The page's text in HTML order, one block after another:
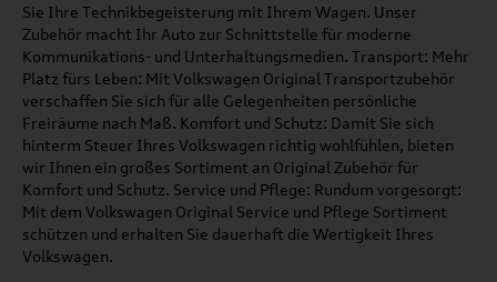
Sie Ihre Technikbegeisterung mit Ihrem Wagen. Unser
Zubehör macht Ihr Auto zur Schnittstelle für moderne
Kommunikations- und Unterhaltungsmedien. Transport: Mehr
Platz fürs Leben: Mit Volkswagen Original Transportzubehör
verschaffen Sie sich für alle Gelegenheiten persönliche
Freiräume nach Maß. Komfort und Schutz: Damit Sie sich
hinterm Steuer Ihres Volkswagen richtig wohlfühlen, bieten
wir Ihnen ein großes Sortiment an Original Zubehör für
Komfort und Schutz. Service und Pflege: Rundum vorgesorgt:
Mit dem Volkswagen Original Service und Pflege Sortiment
schützen und erhalten Sie dauerhaft die Wertigkeit Ihres
Volkswagen.